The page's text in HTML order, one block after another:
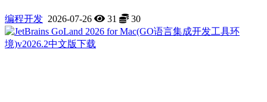
编程开发 2026-07-26 31 30